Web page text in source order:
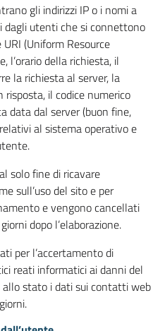
gli indirizzi IP o i nomi a
dagli utenti che si connettono
(Uniform Resource
l’orario della richiesta, il
la richiesta al server, la
il codice numerico
data dal server (buon fine,
al sistema operativo e
solo fine di ricavare
sull’uso del sito e per
e vengono cancellati
dopo l’elaborazione.
per l’accertamento di
reati informatici ai danni del
stato i dati sui contatti web